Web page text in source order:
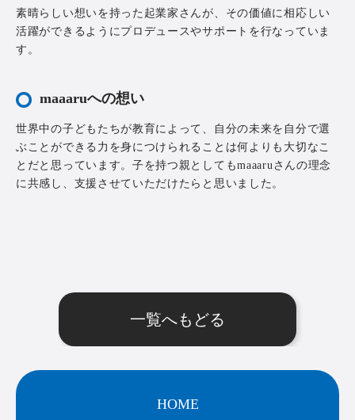
素晴らしい想いを持った起業家さんが、その価値に相応しい
活躍ができるようにプロデュースやサポートを行なっていま
す。
maaaruへの想い
世界中の子どもたちが教育によって、自分の未来を自分で選
ぶことができる力を身につけられることは何よりも大切なこ
とだと思っています。子を持つ親としてもmaaaruさんの理念
に共感し、支援させていただけたらと思いました。
一覧へもどる
HOME